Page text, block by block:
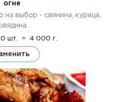
огне
на выбор - свинина, курица,
шт. = 4 000 г.